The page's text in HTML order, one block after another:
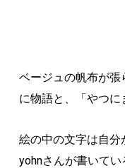
ベージュの帆布が張
に物語と、「やつに
絵の中の文字は自
yohnさんが書いてい